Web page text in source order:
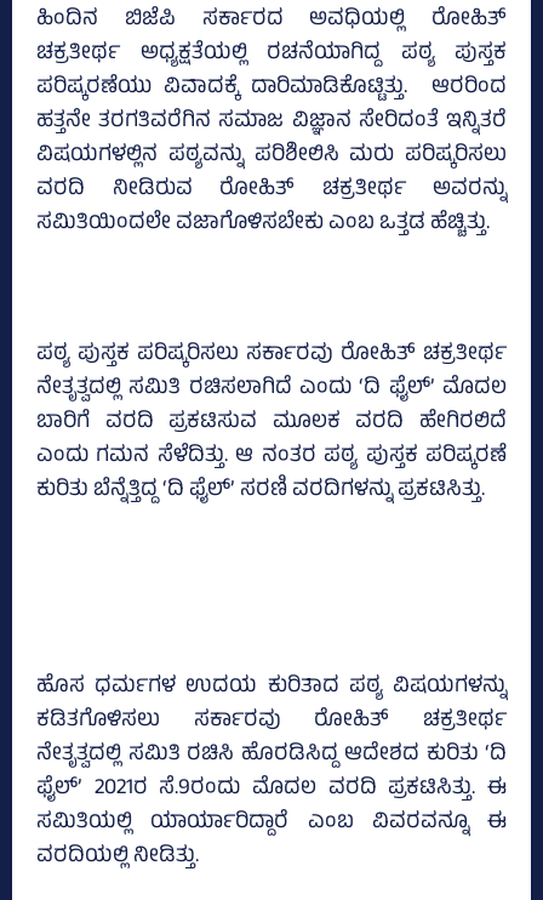
ಹಿಂದಿನ ಬಿಜೆಪಿ ಸರ್ಕಾರದ ಅವಧಿಯಲ್ಲಿ ರೋಹಿತ್‌
ಚಕ್ರತೀರ್ಥ ಅಧ್ಯಕ್ಷತೆಯಲ್ಲಿ ರಚನೆಯಾಗಿದ್ದ ಪಠ್ಯ ಪುಸ್ತಕ
ಪರಿಷ್ಕರಣೆಯು ವಿವಾದಕ್ಕೆ ದಾರಿಮಾಡಿಕೊಟ್ಟಿತ್ತು. ಆರರಿಂದ
ಹತ್ತನೇ ತರಗತಿವರೆಗಿನ ಸಮಾಜ ವಿಜ್ಞಾನ ಸೇರಿದಂತೆ ಇನ್ನಿತರೆ
ವಿಷಯಗಳಲ್ಲಿನ ಪಠ್ಯವನ್ನು ಪರಿಶೀಲಿಸಿ ಮರು ಪರಿಷ್ಕರಿಸಲು
ವರದಿ ನೀಡಿರುವ ರೋಹಿತ್‌ ಚಕ್ರತೀರ್ಥ ಅವರನ್ನು
ಸಮಿತಿಯಿಂದಲೇ ವಜಾಗೊಳಿಸಬೇಕು ಎಂಬ ಒತ್ತಡ ಹೆಚ್ಚಿತ್ತು.
ಪಠ್ಯ ಪುಸ್ತಕ ಪರಿಷ್ಕರಿಸಲು ಸರ್ಕಾರವು ರೋಹಿತ್‌ ಚಕ್ರತೀರ್ಥ
ನೇತೃತ್ವದಲ್ಲಿ ಸಮಿತಿ ರಚಿಸಲಾಗಿದೆ ಎಂದು ‘ದಿ ಫೈಲ್‌’ ಮೊದಲ
ಬಾರಿಗೆ ವರದಿ ಪ್ರಕಟಿಸುವ ಮೂಲಕ ವರದಿ ಹೇಗಿರಲಿದೆ
ಎಂದು ಗಮನ ಸೆಳೆದಿತ್ತು. ಆ ನಂತರ ಪಠ್ಯ ಪುಸ್ತಕ ಪರಿಷ್ಕರಣೆ
ಕುರಿತು ಬೆನ್ನೆತ್ತಿದ್ದ ‘ದಿ ಫೈಲ್‌’ ಸರಣಿ ವರದಿಗಳನ್ನು ಪ್ರಕಟಿಸಿತ್ತು.
ಹೊಸ ಧರ್ಮಗಳ ಉದಯ ಕುರಿತಾದ ಪಠ್ಯ ವಿಷಯಗಳನ್ನು
ಕಡಿತಗೊಳಿಸಲು ಸರ್ಕಾರವು ರೋಹಿತ್‌ ಚಕ್ರತೀರ್ಥ
ನೇತೃತ್ವದಲ್ಲಿ ಸಮಿತಿ ರಚಿಸಿ ಹೊರಡಿಸಿದ್ದ ಆದೇಶದ ಕುರಿತು ‘ದಿ
ಫೈಲ್‌’ 2021ರ ಸೆ.9ರಂದು ಮೊದಲ ವರದಿ ಪ್ರಕಟಿಸಿತ್ತು. ಈ
ಸಮಿತಿಯಲ್ಲಿ ಯಾರ್ಯಾರಿದ್ದಾರೆ ಎಂಬ ವಿವರವನ್ನೂ ಈ
ವರದಿಯಲ್ಲಿ ನೀಡಿತ್ತು.